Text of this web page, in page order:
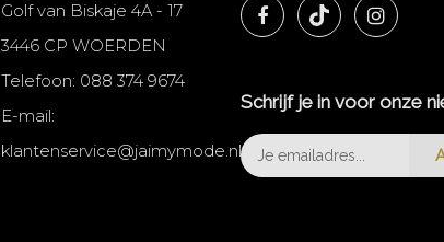
Golf van Biskaje 4A - 17
3446 CP WOERDEN
Telefoon: 088 374 9674
E-mail:
klantenservice@jaimymode.nl
Schrijf je in voor onze